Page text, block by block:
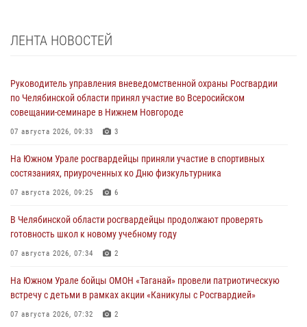
ЛЕНТА НОВОСТЕЙ
Руководитель управления вневедомственной охраны Росгвардии
по Челябинской области принял участие во Всеросийском
совещании-семинаре в Нижнем Новгороде
07 августа 2026, 09:33 3
На Южном Урале росгвардейцы приняли участие в спортивных
состязаниях, приуроченных ко Дню физкультурника
07 августа 2026, 09:25 6
В Челябинской области росгвардейцы продолжают проверять
готовность школ к новому учебному году
07 августа 2026, 07:34 2
На Южном Урале бойцы ОМОН «Таганай» провели патриотическую
встречу с детьми в рамках акции «Каникулы с Росгвардией»
07 августа 2026, 07:32 2